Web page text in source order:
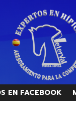
EN FACEBOOK